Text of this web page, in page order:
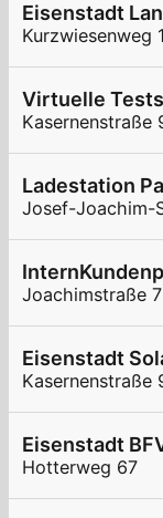
Eisenstadt
Kurzwiesenweg 1
Virtuelle
Kasernenstraße
Ladestation
Josef-Joachim-
Joachimstraße 7
Eisenstadt
Kasernenstraße
Eisenstadt
Hotterweg 67